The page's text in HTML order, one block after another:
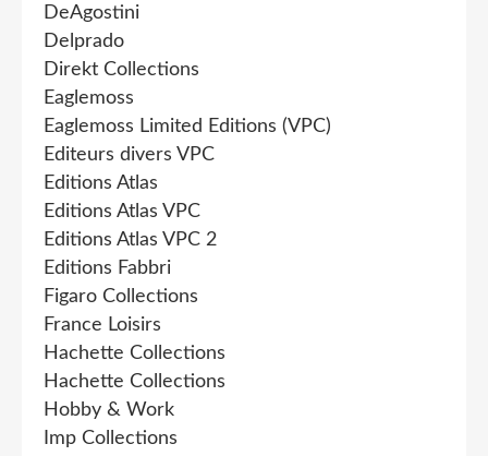
DeAgostini
Delprado
Direkt Collections
Eaglemoss
Eaglemoss Limited Editions (VPC)
Editeurs divers VPC
Editions Atlas
Editions Atlas VPC
Editions Atlas VPC 2
Editions Fabbri
Figaro Collections
France Loisirs
Hachette Collections
Hachette Collections
Hobby & Work
Imp Collections